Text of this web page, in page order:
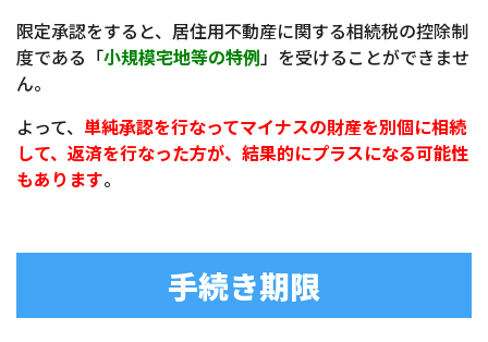
限定承認をすると、居住用不動産に関する相続税の控除制
度である「小規模宅地等の特例」を受けることができませ
ん。
よって、 単純承認を行なってマイナスの財産を別個に相続
して、返済を行なった方が、結果的にプラスになる可能性
もあります。
手続き期限